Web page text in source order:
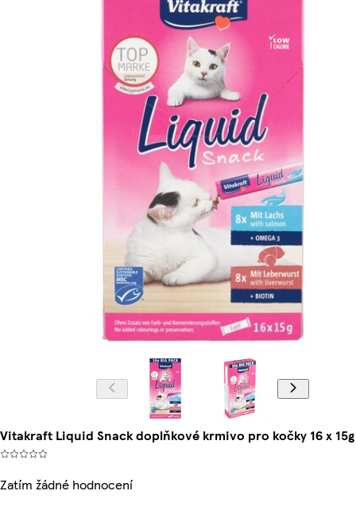
Vitakraft Liquid Snack doplňkové krmivo pro kočky 16 x
Zatím žádné hodnocení